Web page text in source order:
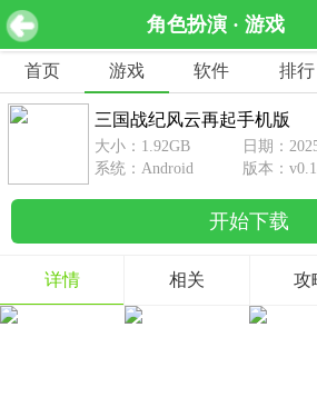
角色扮演 · 游戏
网游分类
休闲益智
462款游戏
赛车竞速
122款游戏
1642款游戏
动作射击
351款游戏
经营养成
策略塔防
首页 游戏 软件 排行
三国战纪风云再起手机版
三国战纪风云再起手机版
大小：1.92GB
日期：
系统：Android
版本：
开始下载
详情 相关 攻